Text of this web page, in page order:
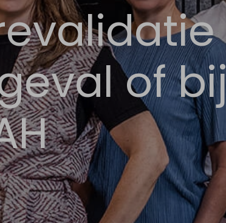
of bij